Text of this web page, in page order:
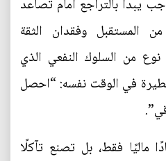
يبدأ بالتراجع أمام تصاعد
المستقبل وفقدان الثقة
من السلوك النفعي الذي
في الوقت نفسه: “احصل
ماليًا فقط، بل تصنع تآكلًا